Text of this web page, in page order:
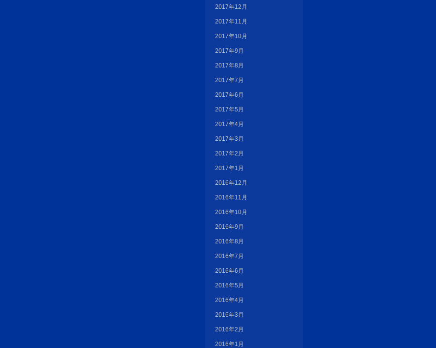
2017年12月
2017年11月
2017年10月
2017年9月
2017年8月
2017年7月
2017年6月
2017年5月
2017年4月
2017年3月
2017年2月
2017年1月
2016年12月
2016年11月
2016年10月
2016年9月
2016年8月
2016年7月
2016年6月
2016年5月
2016年4月
2016年3月
2016年2月
2016年1月